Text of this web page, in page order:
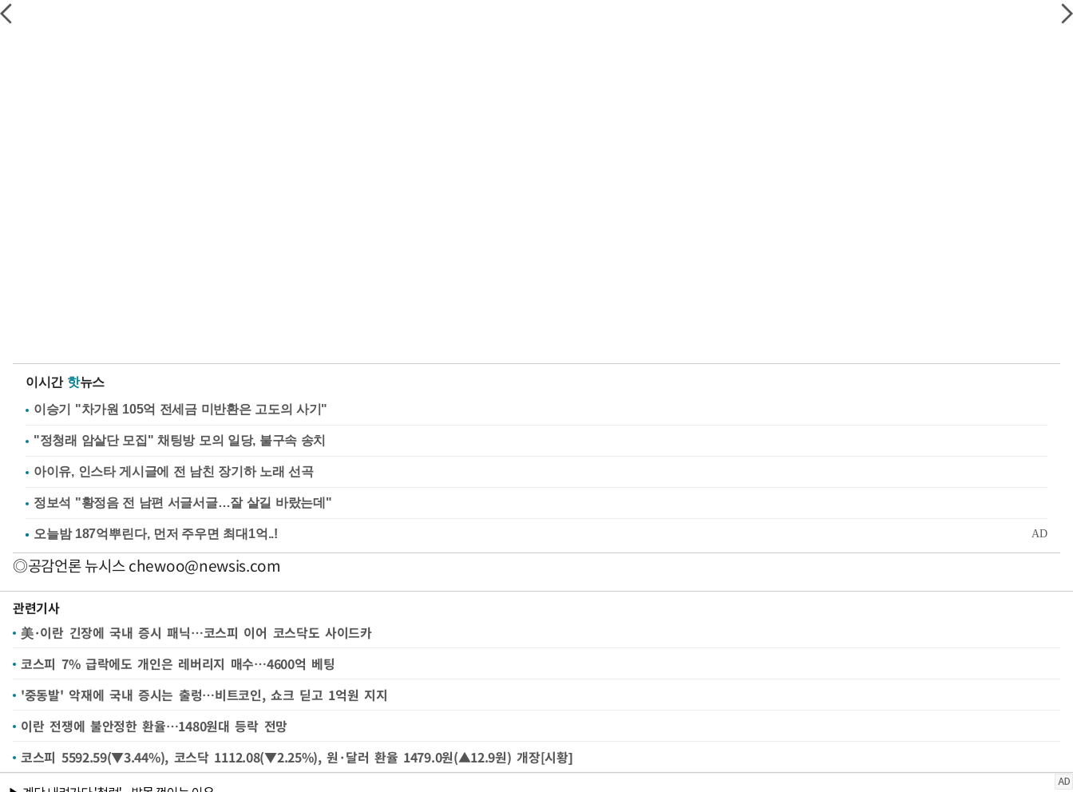
이시간 핫뉴스
이승기 "차가원 105억 전세금 미반환은 고도의 사기"
"정청래 암살단 모집" 채팅방 모의 일당, 불구속 송치
아이유, 인스타 게시글에 전 남친 장기하 노래 선곡
정보석 "황정음 전 남편 서글서글…잘 살길 바랐는데"
◎공감언론 뉴시스chewoo@newsis.com
관련기사
美·이란 긴장에 국내 증시 패닉…코스피 이어 코스닥도 사이드카
코스피 7% 급락에도 개인은 레버리지 매수…4600억 베팅
'중동발' 악재에 국내 증시는 출렁…비트코인, 쇼크 딛고 1억원 지지
이란 전쟁에 불안정한 환율…1480원대 등락 전망
코스피 5592.59(▼3.44%), 코스닥 1112.08(▼2.25%), 원·달러 환율 1479.0원(▲12.9원) 개장[시황]